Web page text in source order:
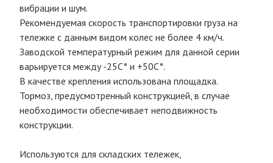
вибрации и шум.
Рекомендуемая скорость транспортировки груза на
тележке с данным видом колес не более 4 км/ч.
Заводской температурный режим для данной серии
варьируется между -25С° и +50С°.
В качестве крепления использована площадка.
Тормоз, предусмотренный конструкцией, в случае
необходимости обеспечивает неподвижность
конструкции.
Используются для складских тележек,